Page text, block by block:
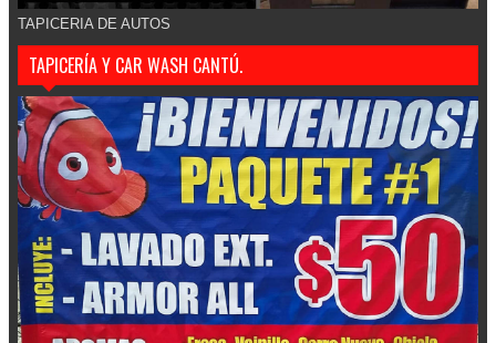
TAPICERIA DE AUTOS
TAPICERÍA Y CAR WASH CANTÚ.